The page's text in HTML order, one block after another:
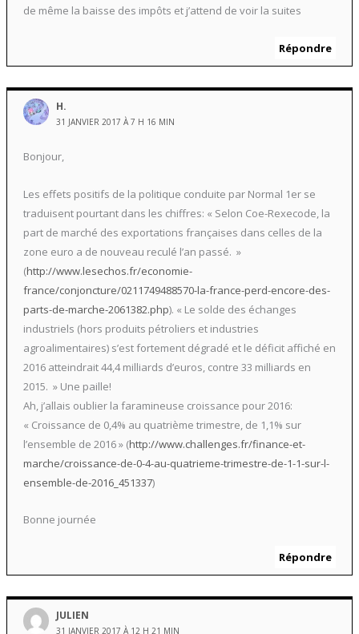
de même la baisse des impôts et j’attend de voir la suites
Répondre
H.
31 JANVIER 2017 À 7 H 16 MIN
Bonjour,
Les effets positifs de la politique conduite par Normal 1er se
traduisent pourtant dans les chiffres: « Selon Coe-Rexecode, la
part de marché des exportations françaises dans celles de la
zone euro a de nouveau reculé l’an passé. »
(http://www.lesechos.fr/economie-
france/conjoncture/0211749488570-la-france-perd-encore-des-
parts-de-marche-2061382.php). « Le solde des échanges
industriels (hors produits pétroliers et industries
agroalimentaires) s’est fortement dégradé et le déficit affiché en
2016 atteindrait 44,4 milliards d’euros, contre 33 milliards en
2015. » Une paille!
Ah, j’allais oublier la faramineuse croissance pour 2016:
« Croissance de 0,4% au quatrième trimestre, de 1,1% sur
l’ensemble de 2016 » (http://www.challenges.fr/finance-et-
marche/croissance-de-0-4-au-quatrieme-trimestre-de-1-1-sur-l-
ensemble-de-2016_451337)
Bonne journée
Répondre
JULIEN
31 JANVIER 2017 À 12 H 21 MIN